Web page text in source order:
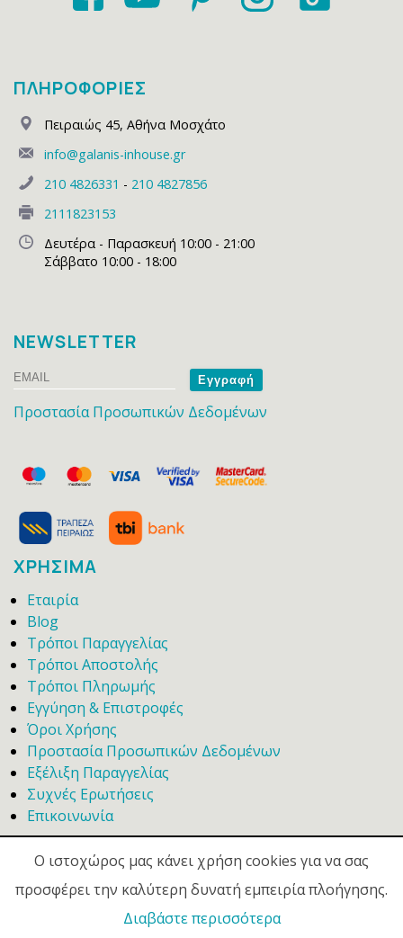
ΠΛΗΡΟΦΟΡΙΕΣ
Πειραιώς 45, Αθήνα Μοσχάτο
info@galanis-inhouse.gr
210 4826331 - 210 4827856
2111823153
Δευτέρα - Παρασκευή 10:00 - 21:00
Σάββατο 10:00 - 18:00
NEWSLETTER
Email
Name
Προστασία Προσωπικών Δεδομένων
ΧΡΗΣΙΜΑ
Εταιρία
Blog
Τρόποι Παραγγελίας
Τρόποι Αποστολής
Τρόποι Πληρωμής
Εγγύηση & Επιστροφές
Όροι Χρήσης
Προστασία Προσωπικών Δεδομένων
Εξέλιξη Παραγγελίας
Συχνές Ερωτήσεις
Επικοινωνία
Ο ιστοχώρος μας κάνει χρήση cookies για να σας
προσφέρει την καλύτερη δυνατή εμπειρία πλοήγησης.
Διαβάστε περισσότερα